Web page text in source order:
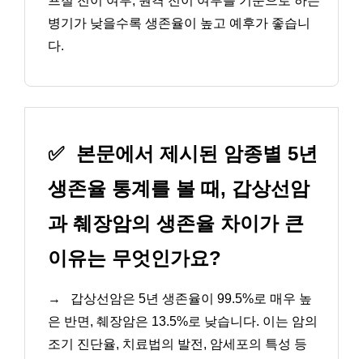
병기가 낮을수록 생존율이 높고 예후가 좋습니
다.
✅ 본문에서 제시된 암종별 5년
생존율 통계를 볼 때, 갑상선암
과 췌장암의 생존율 차이가 큰
이유는 무엇인가요?
→
갑상선암은 5년 생존율이 99.5%로 매우 높
은 반면, 췌장암은 13.5%로 낮습니다. 이는 암의
조기 진단율, 치료법의 발전, 암세포의 특성 등